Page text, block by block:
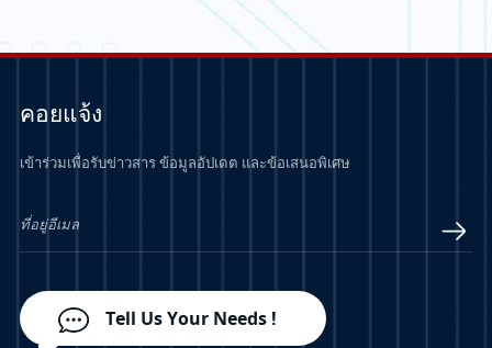
คอยแจ้ง
เข้าร่วมเพื่อรับข่าวสาร ข้อมูลอัปเดต และข้อเสนอพิเศษ
Tell Us Your Needs !